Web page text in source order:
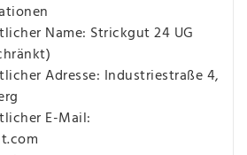
Name: Strickgut 24 UG
Adresse: Industriestraße 4,
E-Mail: